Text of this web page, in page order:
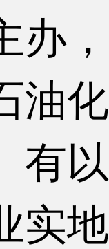
办，
油
有
实